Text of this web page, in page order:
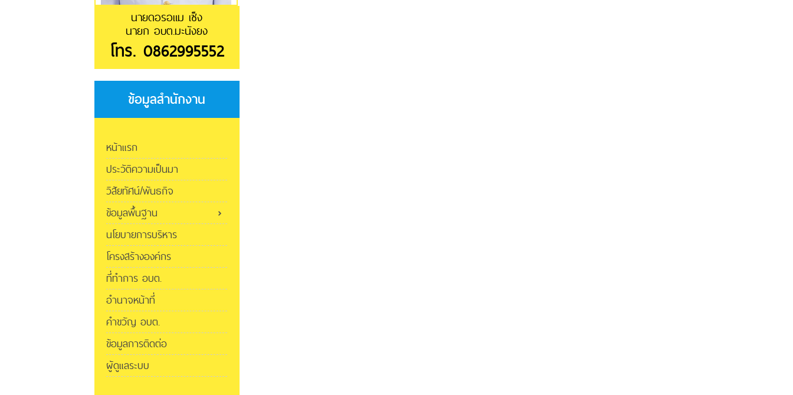
นายดอรอแม เซ็ง
นายก อบต.มะนังยง
โทร. 0862995552
ข้อมูลสำนักงาน
หน้าแรก
ประวัติความเป็นมา
วิสัยทัศน์/พันธกิจ
ข้อมูลพื้นฐาน
นโยบายการบริหาร
โครงสร้างองค์กร
ที่ทำการ อบต.
อำนาจหน้าที่
คำขวัญ อบต.
ข้อมูลการติดต่อ
ผู้ดูแลระบบ